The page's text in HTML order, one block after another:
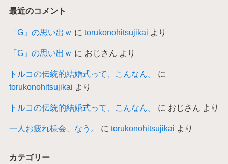
最近のコメント
「G」の思い出ｗ に torukonohitsujikai より
「G」の思い出ｗ に おじさん より
トルコの伝統的結婚式って、こんなん。
に
torukonohitsujikai より
トルコの伝統的結婚式って、こんなん。 に おじさん より
一人お疲れ様会、なう。 に torukonohitsujikai より
カテゴリー